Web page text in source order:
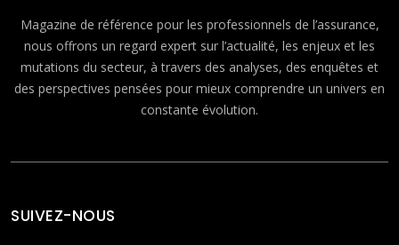
Magazine de référence pour les professionnels de l’assurance,
nous offrons un regard expert sur l’actualité, les enjeux et les
mutations du secteur, à travers des analyses, des enquêtes et
des perspectives pensées pour mieux comprendre un univers en
constante évolution.
SUIVEZ-NOUS